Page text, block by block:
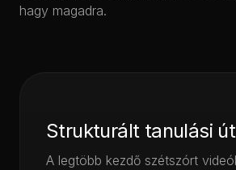
hagy magadra.
Strukturált tanulási út
A legtöbb kezdő szétszórt